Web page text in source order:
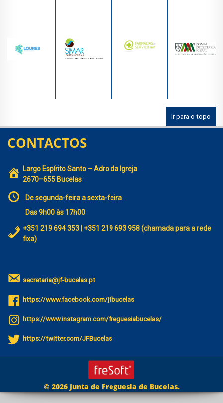
Ir para o topo
CONTACTOS
Largo Espírito Santo – Adro da Igreja
2670–655 Bucelas
De segunda-feira a sexta-feira
Das 9h00 às 17h00
+351 219 694 353 | +351 219 693 958 (chamada para a rede
fixa)
secretaria@jf-bucelas.pt
https://www.facebook.com/jfbucelas
https://www.instagram.com/freguesiabucelas/
https://twitter.com/JFBucelas
© 2026 Junta de Freguesia de Bucelas.